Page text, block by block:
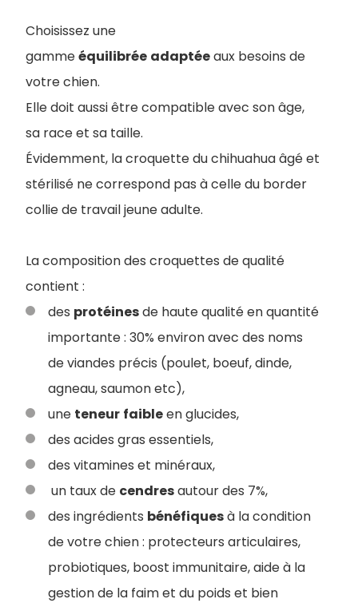
Choisissez une
gammeéquilibrée adaptéeaux besoins de
votre chien.
Elle doit aussi être compatible avec son âge,
sa race et sa taille.
Évidemment, la croquette du chihuahua âgé et
stérilisé ne correspond pas à celle du border
collie de travail jeune adulte.
La composition des croquettes de qualité
contient :
des protéinesde haute qualité en quantité
importante : 30% environ avec des noms
de viandes précis (poulet, boeuf, dinde,
agneau, saumon etc),
une teneur faibleen glucides,
des acides gras essentiels,
des vitamines et minéraux,
un taux de cendresautour des 7%,
des ingrédients bénéfiquesà la condition
de votre chien : protecteurs articulaires,
probiotiques, boost immunitaire, aide à la
gestion de la faim et du poids et bien